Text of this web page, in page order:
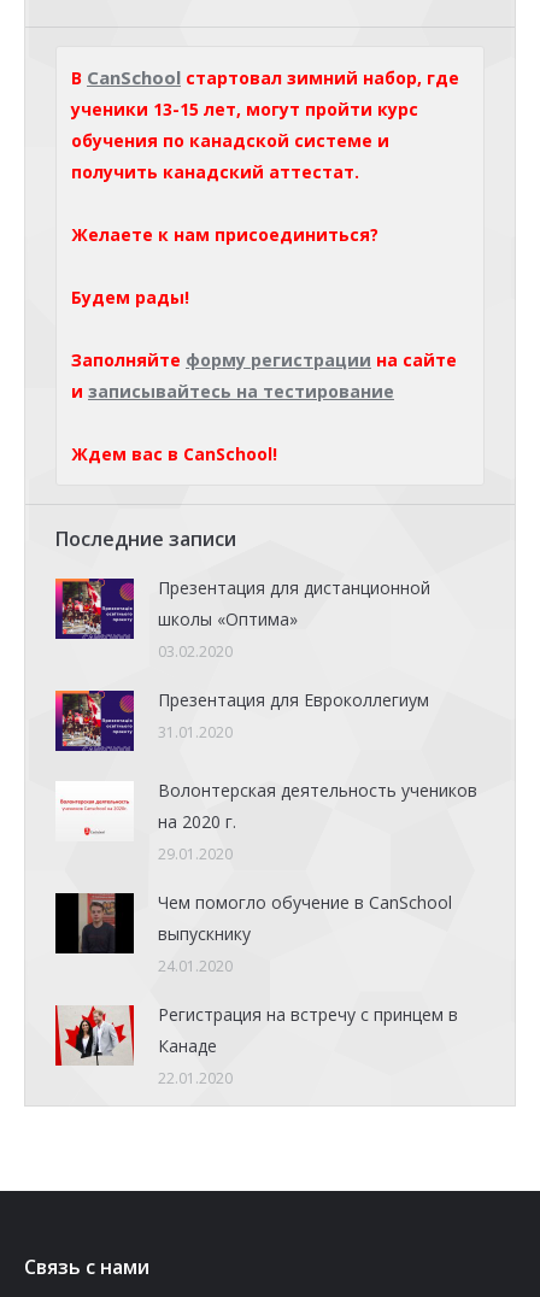
В CanSchool стартовал зимний набор, где
ученики 13-15 лет, могут пройти курс
обучения по канадской системе и
получить канадский аттестат.
Желаете к нам присоединиться?
Будем рады!
Заполняйте форму регистрации на сайте
и записывайтесь на тестирование
Ждем вас в CanSchool!
Последние записи
Презентация для дистанционной
школы «Оптима»
03.02.2020
Презентация для Евроколлегиум
31.01.2020
Волонтерская деятельность учеников
на 2020 г.
29.01.2020
Чем помогло обучение в CanSchool
выпускнику
24.01.2020
Регистрация на встречу с принцем в
Канаде
22.01.2020
Связь с нами